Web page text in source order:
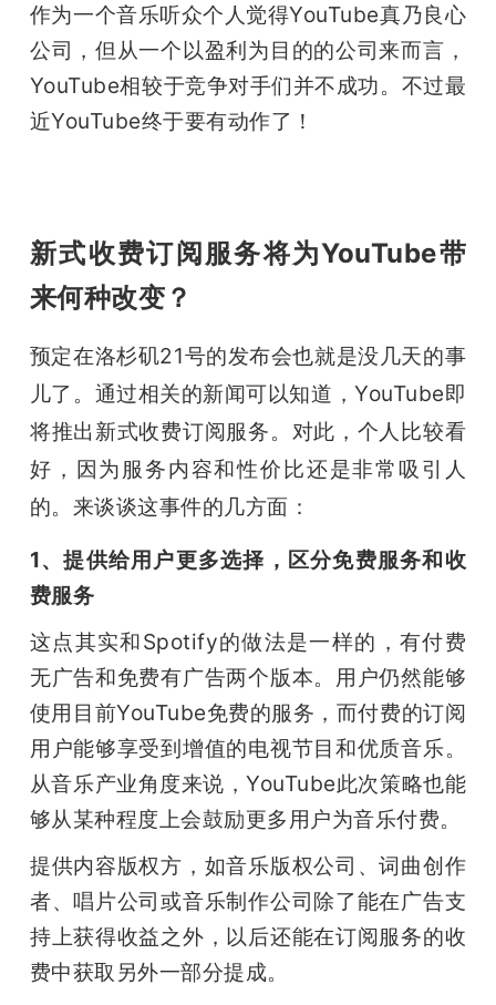
作为一个音乐听众个人觉得YouTube真乃良心
公司，但从一个以盈利为目的的公司来而言，
YouTube相较于竞争对手们并不成功。不过最
近YouTube终于要有动作了！
新式收费订阅服务将为YouTube带
来何种改变？
预定在洛杉矶21号的发布会也就是没几天的事
儿了。通过相关的新闻可以知道，YouTube即
将推出新式收费订阅服务。 对此，个人比较看
好，因为服务内容和性价比还是非常吸引人
的。来谈谈这事件的几方面：
1、提供给用户更多选择，区分免费服务和收
费服务
这点其实和Spotify的做法是一样的，有付费
无广告和免费有广告两个版本。用户仍然能够
使用目前YouTube免费的服务，而付费的订阅
用户能够享受到增值的电视节目和优质音乐。
从音乐产业角度来说，YouTube此次策略也能
够从某种程度上会鼓励更多用户为音乐付费。
提供内容版权方，如音乐版权公司、词曲创作
者、唱片公司或音乐制作公司除了能在广告支
持上获得收益之外，以后还能在订阅服务的收
费中获取另外一部分提成。